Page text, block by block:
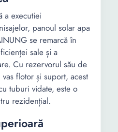
C 100 C
15
l -
FE
a executiei
panoul solar apa
se remarcă în
sale și a
Cu rezervorul său de
flotor și suport, acest
tuburi vidate, este o
rezidențial.